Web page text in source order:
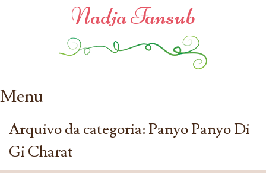
Nadja Fansub
Menu
Ir para conteúdo
Arquivo da categoria: Panyo Panyo Di
Gi Charat